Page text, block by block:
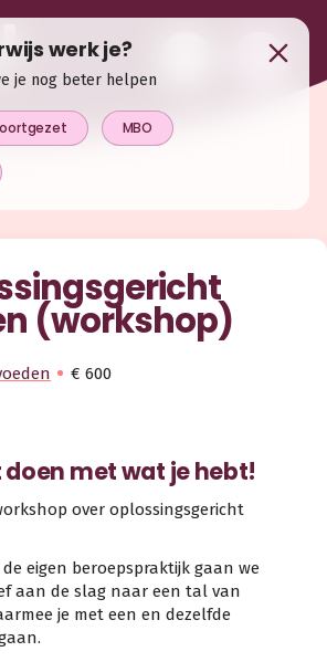
(workshop)
€ 600
met wat je hebt!
over oplossingsgericht
eigen beroepspraktijk gaan we
aan de slag naar een tal van
je met een en dezelfde
werk je?
je nog beter helpen
MBO